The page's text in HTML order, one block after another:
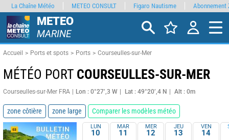
METEO
MARINE
Accueil Ports et spots Ports Courseulles-sur-Mer
MÉTÉO PORT COURSEULLES-SUR-MER
Courseulles-sur-Mer FRA Lon : 0°27’,3 W Lat : 49°20’,4 N Alt : 0m
zone côtière zone large Comparer les modèles météo
LUN
10
MAR
11
MER
12
JEU
13
VEN
14
La Chaîne Météo METEO CONSULT Figaro Nautisme Abonnement